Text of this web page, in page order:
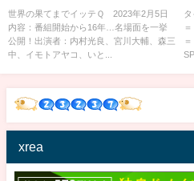
世界の果てまでイッテＱ 2023年2月5日
内容：番組開始から16年…名場面を一挙
公開！出演者：内村光良、宮川大輔、森三
中、イモトアヤコ、いと...
xrea